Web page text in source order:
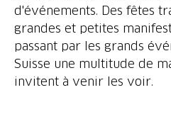
d'événements. Des fêtes
grandes et petites
passant par les grands
Suisse une multitude de
invitent à venir les voir.